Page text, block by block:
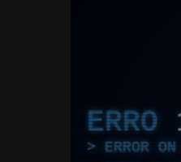
ERRO
ERROR